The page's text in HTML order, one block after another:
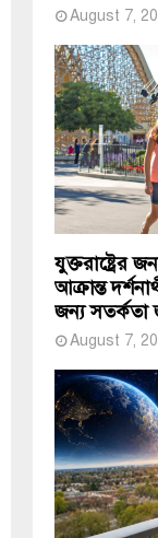
August 7,
যুক্তরাষ্ট্রের
আক্রান্ত
জন্য সতর্কতা
August 7,